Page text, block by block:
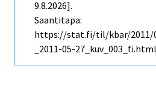
9.8.2026].
Saantitapa:
https://stat.fi/til/kbar/2011/
_2011-05-27_kuv_003_fi.html